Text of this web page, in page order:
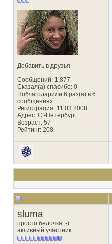
Добавить в друзья
Сообщений: 1,877
Сказал(а) спасибо: 0
Поблагодарили 6 раз(а) в 6
сообщениях
Регистрация: 11.03.2008
Адрес: С.-Петербург
Возраст: 57
Рейтинг: 208
sluma
просто белочка :-)
активный участник